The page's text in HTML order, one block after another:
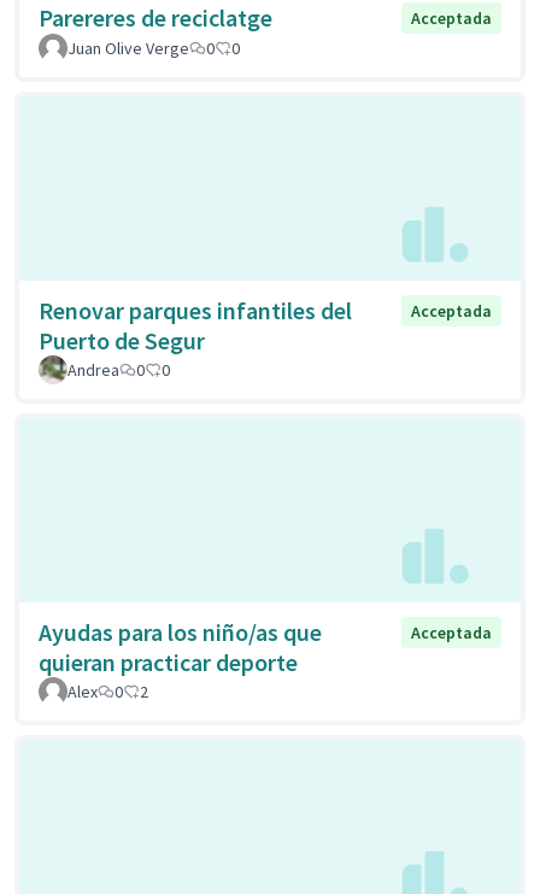
Parereres de reciclatge
Acceptada
Juan Olive Verge
0 0
Renovar parques infantiles del
Puerto de Segur
Acceptada
Andrea 0 0
Ayudas para los niño/as que
quieran practicar deporte
Acceptada
Alex 0 2